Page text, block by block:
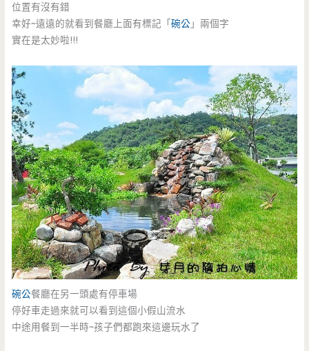
位置有沒有錯
幸好~遠遠的就看到餐廳上面有標記「碗公 」兩個字
實在是太妙啦!!!
碗公餐廳在另一頭處有停車場
停好車走過來就可以看到這個小假山流水
中途用餐到一半時~孩子們都跑來這邊玩水了